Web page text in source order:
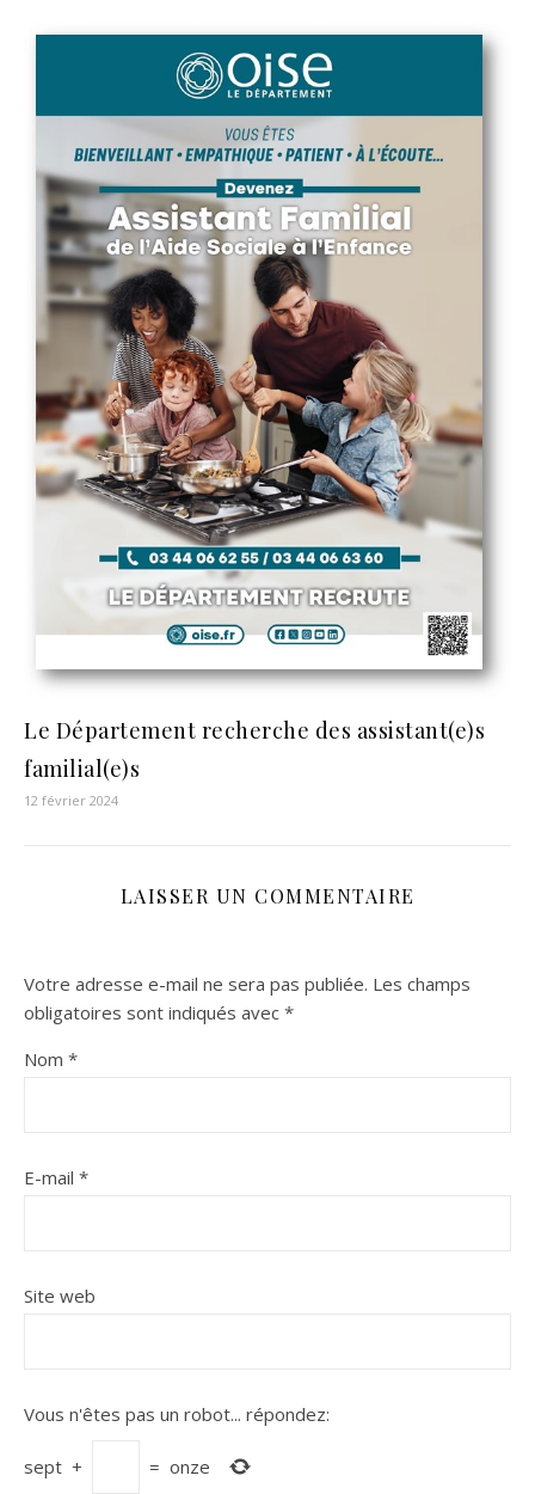
Le Département recherche des assistant(e)s
familial(e)s
12 février 2024
LAISSER UN COMMENTAIRE
Votre adresse e-mail ne sera pas publiée. Les champs
obligatoires sont indiqués avec *
Nom *
E-mail *
Site web
Vous n'êtes pas un robot... répondez:
sept + = onze